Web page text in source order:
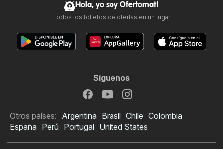
Hola, yo soy Ofertomat!
Todos los folletos de ofertas en un lugar
Síguenos
Otros países: Argentina Brasil Chile Colombia
España Perú Portugal United States